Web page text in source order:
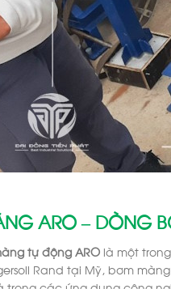
ARO – DÒNG
tự động ARO là một
Rand tại Mỹ, bơm